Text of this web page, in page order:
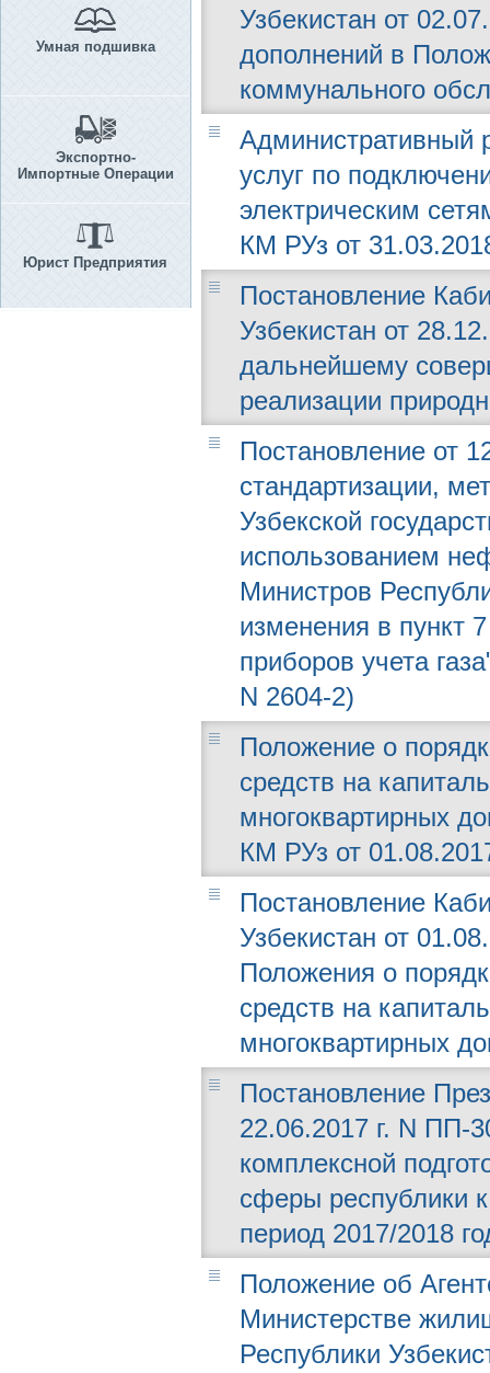
Умная подшивка
Экспортно-
Импортные Операции
Юрист Предприятия
Узбекистан от
дополнений в
коммунального
Административный
услуг по
электрическим
КМ РУз от
Постановление
Узбекистан от
дальнейшему
реализации
Постановление от
стандартизации,
Узбекской
использованием
Министров
изменения в пункт
приборов учета
N 2604-2)
Положение о
средств на
многоквартирных
КМ РУз от
Постановление
Узбекистан от
Положения о
средств на
многоквартирных
Постановление
22.06.2017 г. N ПП-
комплексной
сферы республики
период 2017/2018
Положение об
Министерстве
Республики